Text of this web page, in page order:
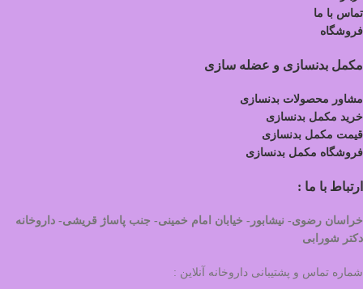
تماس با ما
فروشگاه
مکمل بدنسازی و عضله سازی
مشاور محصولات بدنسازی
خرید مکمل بدنسازی
قیمت مکمل بدنسازی
فروشگاه مکمل بدنسازی
ارتباط با ما :
خراسان رضوی- نیشابور- خیابان امام خمینی- جنب پاساژ قریشی- داروخانه
دکتر شورابی
شماره تماس و پشتیبانی داروخانه آنلاین :